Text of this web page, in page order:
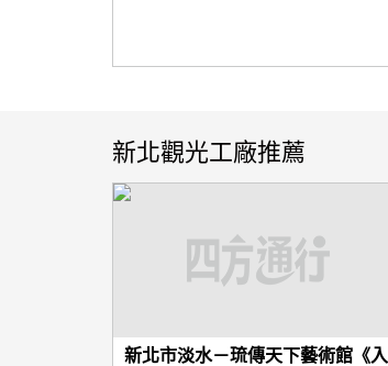
新北觀光工廠推薦
新北市淡水－琉傳天下藝術館《入